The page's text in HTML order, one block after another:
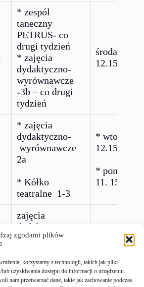
zgodami plików
korzystamy z technologii, takich jak pliki
uzyskiwania dostępu do informacji o urządzeniu.
nam przetwarzać dane, takie jak zachowanie podczas
* zespól
taneczny
PETRUS- co
drugi tydzień
* zajęcia
dydaktyczno-
wyrównawcze
-3b – co drugi
tydzień
środa
12.15
* zajęcia
dydaktyczno-
wyrównawcze
2a
* Kółko
teatralne 1-3
* wtorek
12.15
*
11. 15 –
zajęcia
dydaktyczno-
wyrównawcze
30 – 12.15
zajęcia
rozwijające
11.30 –